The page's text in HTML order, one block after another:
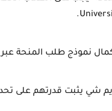
نموذج طلب المنحة عبر
شي يثبت قدرتهم على تحدث